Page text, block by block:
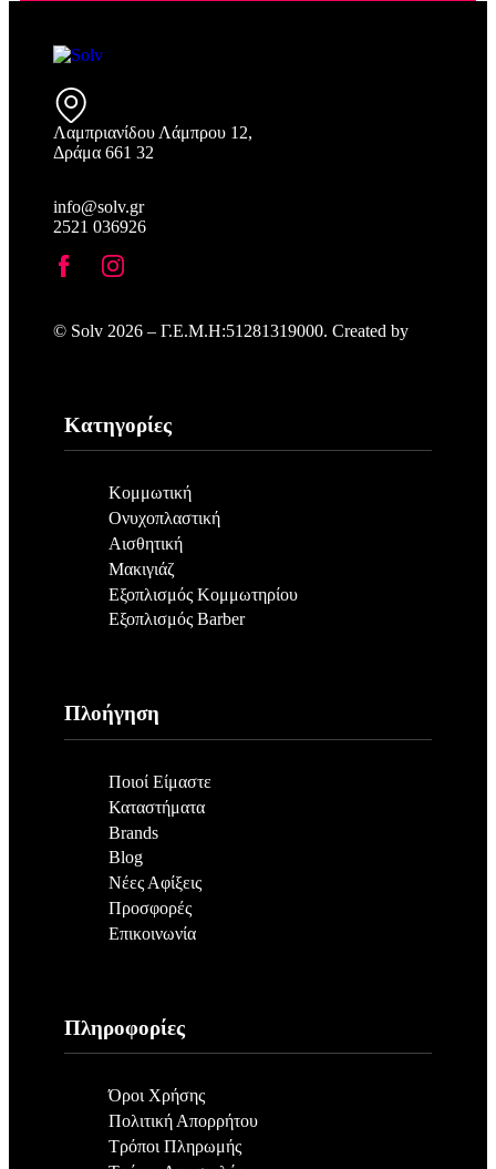
Λαμπριανίδου Λάμπρου 12,
Δράμα 661 32
info@solv.gr
2521 036926
© Solv 2026 – Γ.E.M.Η:51281319000. Created by
Κατηγορίες
Κομμωτική
Ονυχοπλαστική
Αισθητική
Μακιγιάζ
Εξοπλισμός Κομμωτηρίου
Εξοπλισμός Barber
Πλοήγηση
Ποιοί Είμαστε
Καταστήματα
Brands
Blog
Νέες Αφίξεις
Προσφορές
Επικοινωνία
Πληροφορίες
Όροι Χρήσης
Πολιτική Απορρήτου
Τρόποι Πληρωμής